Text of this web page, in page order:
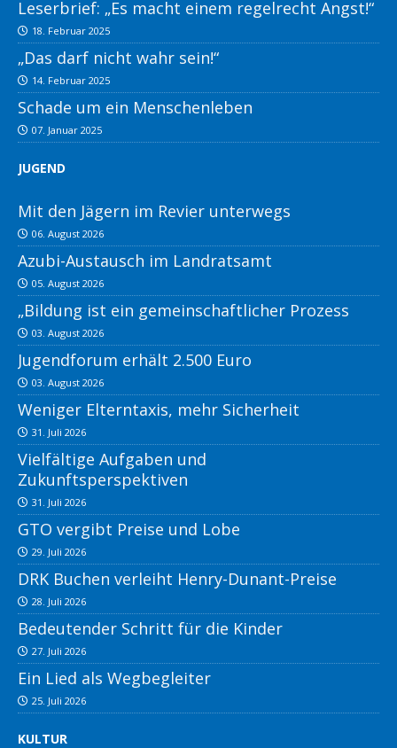
Leserbrief: „Es macht einem regelrecht Angst!“
18. Februar 2025
„Das darf nicht wahr sein!“
14. Februar 2025
Schade um ein Menschenleben
07. Januar 2025
JUGEND
Mit den Jägern im Revier unterwegs
06. August 2026
Azubi-Austausch im Landratsamt
05. August 2026
„Bildung ist ein gemeinschaftlicher Prozess
03. August 2026
Jugendforum erhält 2.500 Euro
03. August 2026
Weniger Elterntaxis, mehr Sicherheit
31. Juli 2026
Vielfältige Aufgaben und
Zukunftsperspektiven
31. Juli 2026
GTO vergibt Preise und Lobe
29. Juli 2026
DRK Buchen verleiht Henry-Dunant-Preise
28. Juli 2026
Bedeutender Schritt für die Kinder
27. Juli 2026
Ein Lied als Wegbegleiter
25. Juli 2026
KULTUR